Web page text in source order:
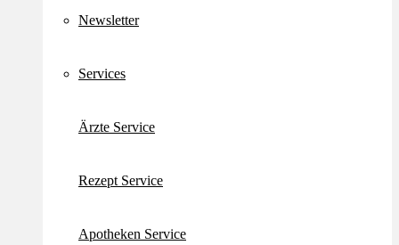
Newsletter
Services
Ärzte Service
Rezept Service
Apotheken Service